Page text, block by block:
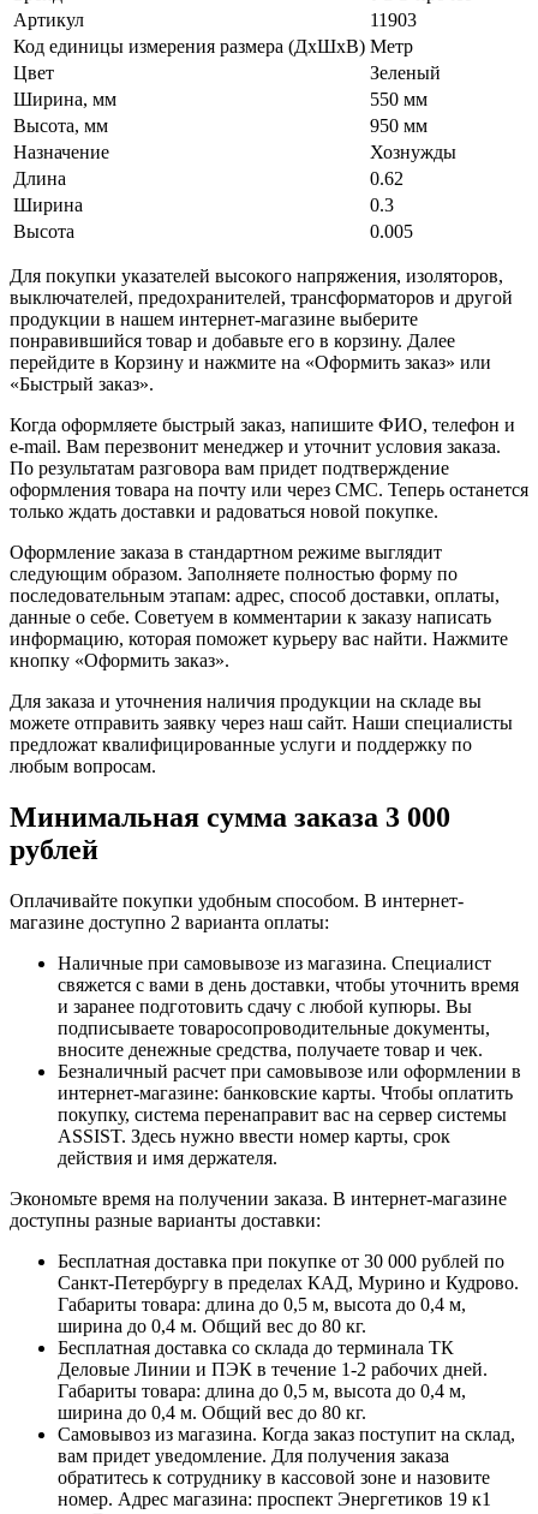
Артикул
11903
Код единицы измерения размера (ДхШхВ) Метр
Цвет
Зеленый
Ширина, мм
550 мм
Высота, мм
950 мм
Назначение
Хознужды
Длина
0.62
Ширина
0.3
Высота
0.005
Для покупки указателей высокого напряжения, изоляторов,
выключателей, предохранителей, трансформаторов и другой
продукции в нашем интернет-магазине выберите
понравившийся товар и добавьте его в корзину. Далее
перейдите в Корзину и нажмите на «Оформить заказ» или
«Быстрый заказ».
Когда оформляете быстрый заказ, напишите ФИО, телефон и
e-mail. Вам перезвонит менеджер и уточнит условия заказа.
По результатам разговора вам придет подтверждение
оформления товара на почту или через СМС. Теперь останется
только ждать доставки и радоваться новой покупке.
Оформление заказа в стандартном режиме выглядит
следующим образом. Заполняете полностью форму по
последовательным этапам: адрес, способ доставки, оплаты,
данные о себе. Советуем в комментарии к заказу написать
информацию, которая поможет курьеру вас найти. Нажмите
кнопку «Оформить заказ».
Для заказа и уточнения наличия продукции на складе вы
можете отправить заявку через наш сайт. Наши специалисты
предложат квалифицированные услуги и поддержку по
любым вопросам.
Минимальная сумма заказа 3 000
рублей
Оплачивайте покупки удобным способом. В интернет-
магазине доступно 2 варианта оплаты:
Наличные при самовывозе из магазина. Специалист
свяжется с вами в день доставки, чтобы уточнить время
и заранее подготовить сдачу с любой купюры. Вы
подписываете товаросопроводительные документы,
вносите денежные средства, получаете товар и чек.
Безналичный расчет при самовывозе или оформлении в
интернет-магазине: банковские карты. Чтобы оплатить
покупку, система перенаправит вас на сервер системы
ASSIST. Здесь нужно ввести номер карты, срок
действия и имя держателя.
Экономьте время на получении заказа. В интернет-магазине
доступны разные варианты доставки:
Бесплатная доставка при покупке от 30 000 рублей по
Санкт-Петербургу в пределах КАД, Мурино и Кудрово.
Габариты товара: длина до 0,5 м, высота до 0,4 м,
ширина до 0,4 м. Общий вес до 80 кг.
Бесплатная доставка со склада до терминала ТК
Деловые Линии и ПЭК в течение 1-2 рабочих дней.
Габариты товара: длина до 0,5 м, высота до 0,4 м,
ширина до 0,4 м. Общий вес до 80 кг.
Самовывоз из магазина. Когда заказ поступит на склад,
вам придет уведомление. Для получения заказа
обратитесь к сотруднику в кассовой зоне и назовите
номер. Адрес магазина: проспект Энергетиков 19 к1